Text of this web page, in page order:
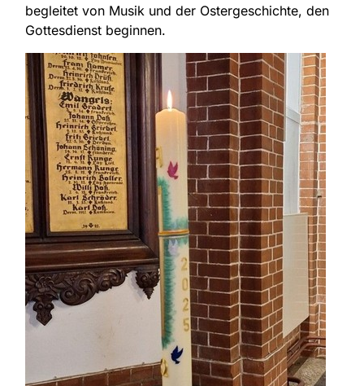
begleitet von Musik und der Ostergeschichte, den
Gottesdienst beginnen.